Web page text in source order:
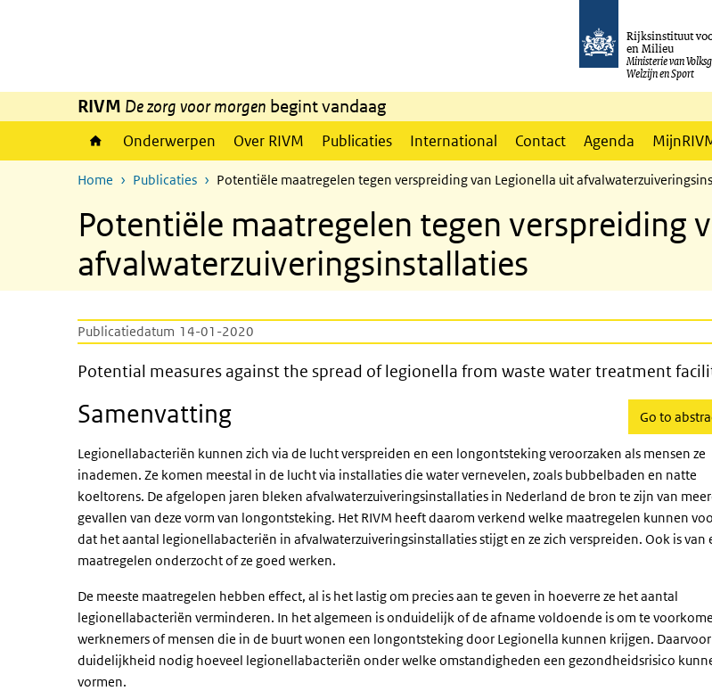
Rijksinstituut
en Milieu
Ministerie van
Welzijn en Sport
RIVM De zorg voor morgen begint vandaag
Onderwerpen Over RIVM Publicaties International Contact Agenda
Home Publicaties Potentiële maatregelen tegen verspreiding van Legionella uit
Potentiële maatregelen tegen verspreiding
afvalwaterzuiveringsinstallaties
Publicatiedatum 14-01-2020
Potential measures against the spread of legionella from
Potential measures against the spread of legionella from waste water treatment
Go to
Samenvatting
Legionellabacteriën kunnen zich via de lucht verspreiden en een longontsteking veroorzaken als mensen ze
inademen. Ze komen meestal in de lucht via installaties die water vernevelen, zoals bubbelbaden en natte
koeltorens. De afgelopen jaren bleken afvalwaterzuiveringsinstallaties in Nederland de bron te zijn van
gevallen van deze vorm van longontsteking. Het RIVM heeft daarom verkend welke maatregelen kunnen
dat het aantal legionellabacteriën in afvalwaterzuiveringsinstallaties stijgt en ze zich verspreiden. Ook is van
maatregelen onderzocht of ze goed werken.
De meeste maatregelen hebben effect, al is het lastig om precies aan te geven in hoeverre ze het aantal
legionellabacteriën verminderen. In het algemeen is onduidelijk of de afname voldoende is om te
werknemers of mensen die in de buurt wonen een longontsteking door Legionella kunnen krijgen.
duidelijkheid nodig hoeveel legionellabacteriën onder welke omstandigheden een gezondheidsrisico
vormen.